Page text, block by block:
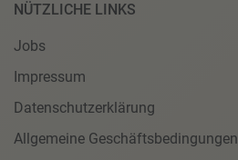
NÜTZLICHE LINKS
Jobs
Impressum
Datenschutzerklärung
Allgemeine Geschäftsbedingungen